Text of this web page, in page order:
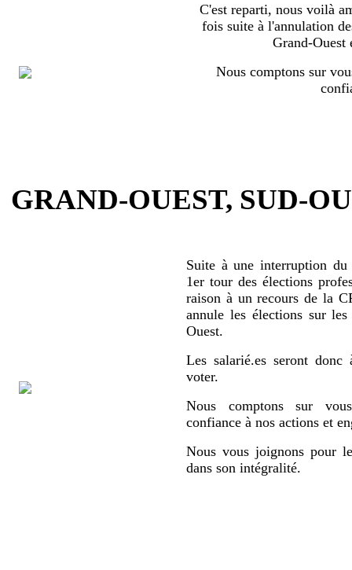
C'est reparti, nous voilà
fois suite à l'annulation
Grand-Ouest
Nous comptons sur
GRAND-OUEST, SUD-
Suite à une interruption
1er tour des élections
raison à un recours de la
annule les élections sur
Ouest.
Les salarié.es seront
voter.
Nous comptons sur
confiance à nos actions et
Nous vous joignons pour
dans son intégralité.